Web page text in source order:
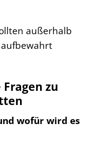
außerhalb
zu
wofür wird es